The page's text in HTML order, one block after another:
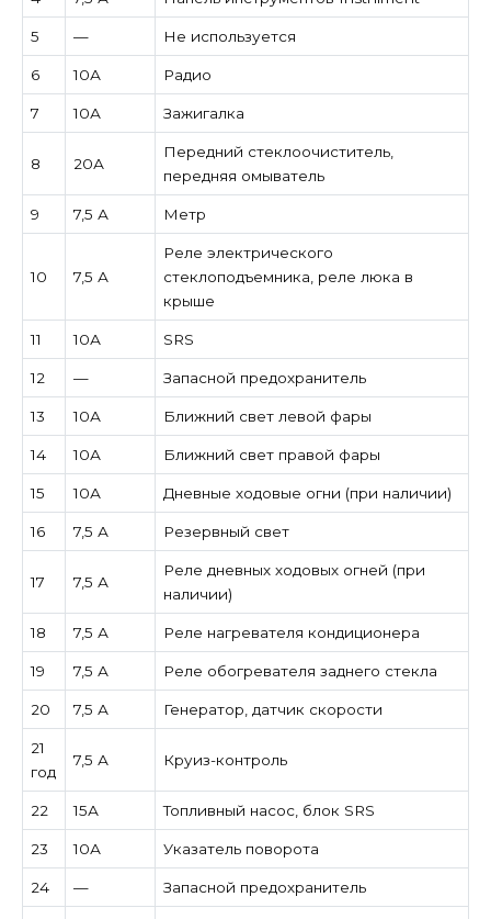
5 — Не используется
6 10А Радио
7 10А Зажигалка
8 20А
Передний стеклоочиститель,
передняя омыватель
9 7,5 А Метр
10 7,5 А
Реле электрического
стеклоподъемника, реле люка в
крыше
11 10А SRS
12 — Запасной предохранитель
13 10А Ближний свет левой фары
14 10А Ближний свет правой фары
15 10А Дневные ходовые огни (при наличии)
16 7,5 А Резервный свет
17 7,5 А
Реле дневных ходовых огней (при
наличии)
18 7,5 А Реле нагревателя кондиционера
19 7,5 А Реле обогревателя заднего стекла
20 7,5 А Генератор, датчик скорости
21
год
7,5 А Круиз-контроль
22 15А Топливный насос, блок SRS
23 10А Указатель поворота
24 — Запасной предохранитель